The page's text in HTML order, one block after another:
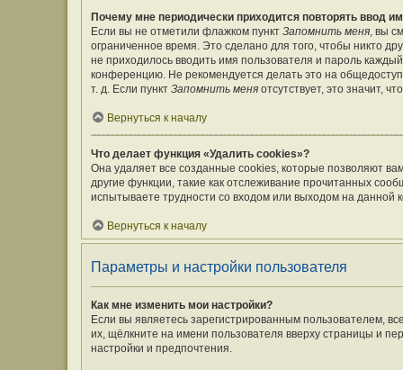
Почему мне периодически приходится повторять ввод
Если вы не отметили флажком пункт Запомнить меня, вы
ограниченное время. Это сделано для того, чтобы никто
не приходилось вводить имя пользователя и пароль
конференцию. Не рекомендуется делать это на
т. д. Если пункт Запомнить меня отсутствует, это значит,
Вернуться к началу
Что делает функция «Удалить cookies»?
Она удаляет все созданные cookies, которые позволяют
другие функции, такие как отслеживание прочитанных
испытываете трудности со входом или выходом на
Вернуться к началу
Параметры и настройки пользователя
Как мне изменить мои настройки?
Если вы являетесь зарегистрированным пользователем,
их, щёлкните на имени пользователя вверху страницы и
настройки и предпочтения.